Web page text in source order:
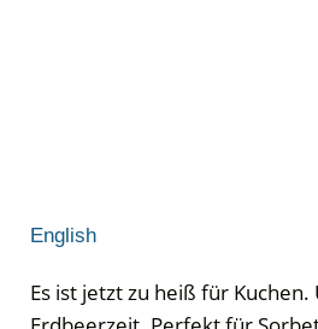
English
Es ist jetzt zu heiß für Kuchen.